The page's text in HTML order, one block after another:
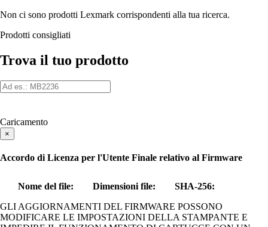
Non ci sono prodotti Lexmark corrispondenti alla tua ricerca.
Prodotti consigliati
Trova il tuo prodotto
Caricamento
×
Accordo di Licenza per l'Utente Finale relativo al Firmware
Nome del file: Dimensioni file:
SHA-256:
GLI AGGIORNAMENTI DEL FIRMWARE POSSONO
MODIFICARE LE IMPOSTAZIONI DELLA STAMPANTE E